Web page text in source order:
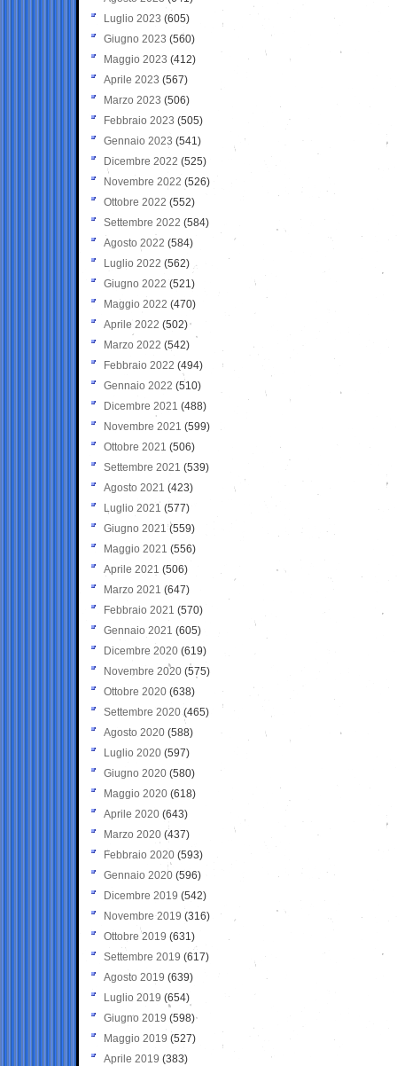
Luglio 2023 (605)
Giugno 2023 (560)
Maggio 2023 (412)
Aprile 2023 (567)
Marzo 2023 (506)
Febbraio 2023 (505)
Gennaio 2023 (541)
Dicembre 2022 (525)
Novembre 2022 (526)
Ottobre 2022 (552)
Settembre 2022 (584)
Agosto 2022 (584)
Luglio 2022 (562)
Giugno 2022 (521)
Maggio 2022 (470)
Aprile 2022 (502)
Marzo 2022 (542)
Febbraio 2022 (494)
Gennaio 2022 (510)
Dicembre 2021 (488)
Novembre 2021 (599)
Ottobre 2021 (506)
Settembre 2021 (539)
Agosto 2021 (423)
Luglio 2021 (577)
Giugno 2021(559)
Maggio 2021 (556)
Aprile 2021 (506)
Marzo 2021 (647)
Febbraio 2021 (570)
Gennaio 2021 (605)
Dicembre 2020 (619)
Novembre 2020 (575)
Ottobre 2020 (638)
Settembre 2020(465)
Agosto 2020 (588)
Luglio 2020 (597)
Giugno 2020 (580)
Maggio 2020 (618)
Aprile 2020 (643)
Marzo 2020 (437)
Febbraio 2020 (593)
Gennaio 2020 (596)
Dicembre 2019 (542)
Novembre 2019 (316)
Ottobre 2019 (631)
Settembre 2019 (617)
Agosto 2019 (639)
Luglio 2019 (654)
Giugno 2019 (598)
Maggio 2019 (527)
Aprile 2019 (383)